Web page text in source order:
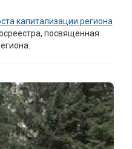
капитализации региона
посвященная